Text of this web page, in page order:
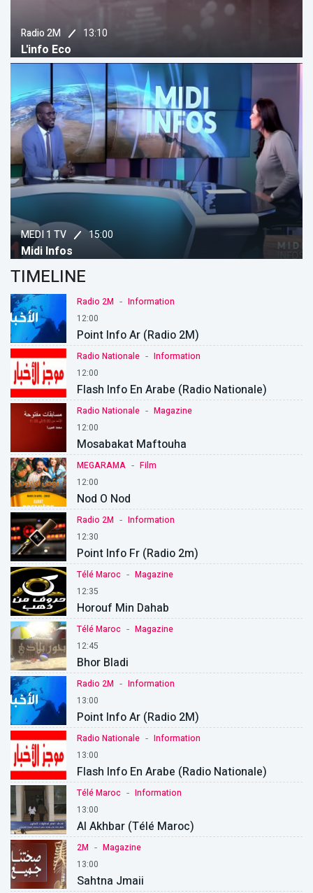
Radio 2M 13:10
L'info Eco
MEDI 1 TV 15:00
Midi Infos
TIMELINE
Radio 2M - Information
12:00
Point Info Ar (Radio 2M)
Radio Nationale - Information
12:00
Flash Info En Arabe (Radio Nationale)
Radio Nationale - Magazine
12:00
Mosabakat Maftouha
MEGARAMA - Film
12:00
Nod O Nod
Radio 2M - Information
12:30
Point Info Fr (Radio 2m)
Télé Maroc - Magazine
12:35
Horouf Min Dahab
Télé Maroc - Magazine
12:45
Bhor Bladi
Radio 2M - Information
13:00
Point Info Ar (Radio 2M)
Radio Nationale - Information
13:00
Flash Info En Arabe (Radio Nationale)
Télé Maroc - Information
13:00
Al Akhbar (Télé Maroc)
2M - Magazine
13:00
Sahtna Jmaii